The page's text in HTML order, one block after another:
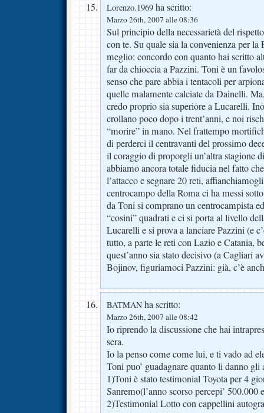
Lorenzo.1969 ha scritto:
Marzo 26th, 2007 alle 08:36
Sul principio della necessarietà del
con te. Su quale sia la convenienza per
meglio: concordo con quanto hai scritto
far da chioccia a Pazzini. Toni è un
senso che pare abbia i tentacoli per
quelle malamente calciate da Dainelli.
credo proprio sia superiore a Lucarelli.
crollano poco dopo i trent’anni, e noi
“morire” in mano. Nel frattempo
di perderci il centravanti del prossimo
il coraggio di proporgli un’altra stagione
abbiamo ancora totale fiducia nel fatto
l’attacco e segnare 20 reti,
centrocampo della Roma ci ha messi
da Toni si comprano un centrocampista
“cosini” quadrati e ci si porta al livello
Lucarelli e si prova a lanciare Pazzini (e
tutto, a parte le reti con Lazio e Catania,
quest’anno sia stato decisivo (a Cagliari
Bojinov, figuriamoci Pazzini: già, c’è
BATMAN ha scritto:
Marzo 26th, 2007 alle 08:42
Io riprendo la discussione che hai
sera.
Io la penso come come lui, e ti vado ad
Toni puo’ guadagnare quanto li danno gli
1)Toni è stato testimonial Toyota per 4
Sanremo(l’anno scorso percepi’ 500.000
2)Testimonial Lotto con cappellini